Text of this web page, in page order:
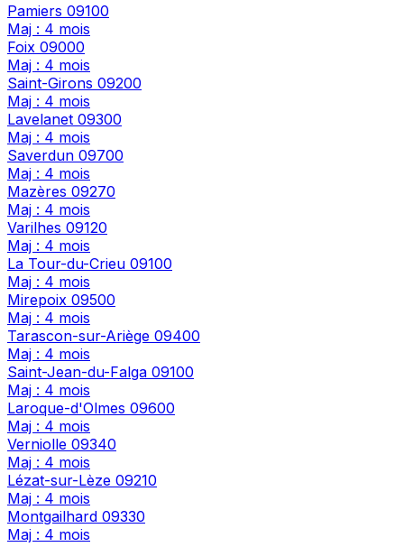
Pamiers 09100
Maj : 4 mois
Foix 09000
Maj : 4 mois
Saint-Girons 09200
Maj : 4 mois
Lavelanet 09300
Maj : 4 mois
Saverdun 09700
Maj : 4 mois
Mazères 09270
Maj : 4 mois
Varilhes 09120
Maj : 4 mois
La Tour-du-Crieu 09100
Maj : 4 mois
Mirepoix 09500
Maj : 4 mois
Tarascon-sur-Ariège 09400
Maj : 4 mois
Saint-Jean-du-Falga 09100
Maj : 4 mois
Laroque-d'Olmes 09600
Maj : 4 mois
Verniolle 09340
Maj : 4 mois
Lézat-sur-Lèze 09210
Maj : 4 mois
Montgailhard 09330
Maj : 4 mois